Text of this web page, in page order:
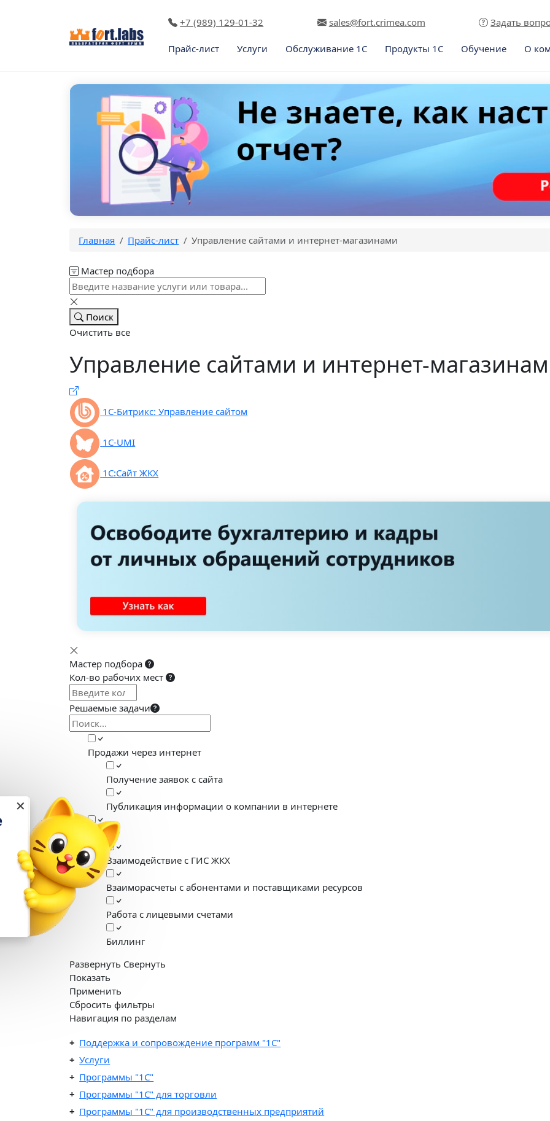
+7 (989) 129-01-32 sales@fort.crimea.com Задать
Прайс-лист Услуги Обслуживание 1С Продукты 1С Обучение О
Главная Прайс-лист Управление сайтами и интернет-магазинами
Мастер подбора
Поиск
Очистить все
Управление сайтами и интернет-
1C-Битрикс: Управление сайтом
1С-UMI
1С:Сайт ЖКХ
Мастер подбора
Кол-во рабочих мест
Решаемые задачи
Продажи через интернет
Получение заявок с сайта
Публикация информации о компании в интернете
ЖКХ
Взаимодействие с ГИС ЖКХ
Взаиморасчеты с абонентами и поставщиками ресурсов
Работа с лицевыми счетами
Биллинг
Развернуть Свернуть
Показать
Применить
Сбросить фильтры
Навигация по разделам
Поддержка и сопровождение программ "1С"
Услуги
Программы "1С"
Программы "1C" для торговли
Программы "1C" для производственных предприятий
✕
Настройка и обучение
в подарок
При подключении
«1С:Кабинет сотрудника»
Выгода 12 978 ₽
Получить подарок